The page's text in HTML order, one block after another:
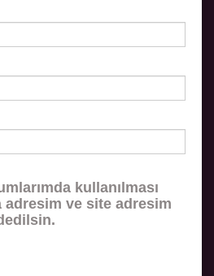
kullanılması
adresim ve site adresim